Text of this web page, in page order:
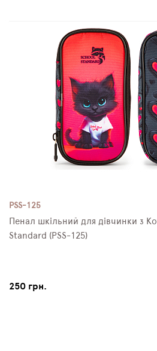
PSS-125
Пенал шкільний для дівчинки з
Standard (PSS-125)
250 грн.